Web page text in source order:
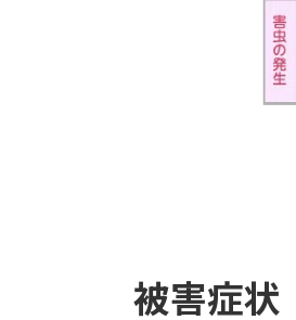
被害症状